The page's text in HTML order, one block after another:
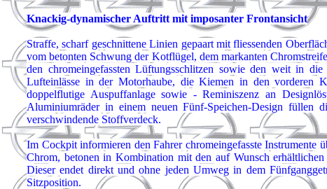
Knackig-dynamischer Auftritt mit imposanter Frontansicht
Straffe, scharf geschnittene Linien gepaart mit fliessenden
vom betonten Schwung der Kotflügel, dem markanten
den chromeingefassten Lüftungsschlitzen sowie den weit in
Lufteinlässe in der Motorhaube, die Kiemen in den vorderen
doppelflutige Auspuffanlage sowie - Reminiszenz an
Aluminiumräder in einem neuen Fünf-Speichen-Design füllen
verschwindende Stoffverdeck.
Im Cockpit informieren den Fahrer chromeingefasste Instrumente
Chrom, betonen in Kombination mit den auf Wunsch
Dieser endet direkt und ohne jeden Umweg in dem
Sitzposition.